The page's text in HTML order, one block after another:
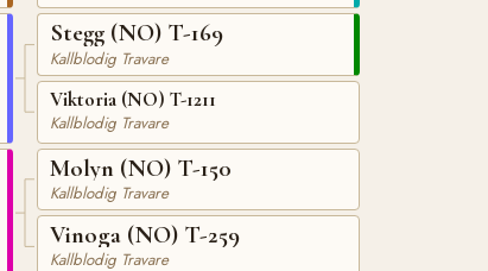
Stegg (NO) T-169
Kallblodig Travare
Viktoria (NO) T-1211
Kallblodig Travare
Molyn (NO) T-150
Kallblodig Travare
Vinoga (NO) T-259
Kallblodig Travare